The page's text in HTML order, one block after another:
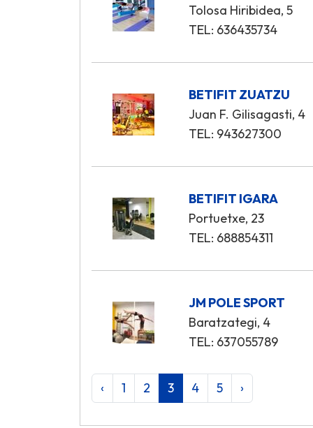
Tolosa Hiribidea, 5
TEL: 636435734
BETIFIT ZUATZU
Juan F. Gilisagasti, 4
TEL: 943627300
BETIFIT IGARA
Portuetxe, 23
TEL: 688854311
JM POLE SPORT
Baratzategi, 4
TEL: 637055789
‹ 1 2 3 4 5 ›